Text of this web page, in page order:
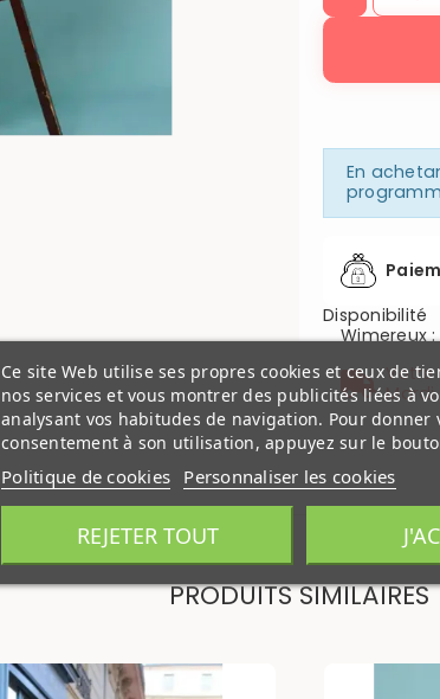
En
Disponibilité
Wimereux:
Mardi
PRODUITS SIMILAIRES
Ce site Web utilise ses propres cookies et ceux de
nos services et vous montrer des publicités liées à
analysant vos habitudes de navigation. Pour donner
consentement à son utilisation, appuyez sur le
Politique de cookies Personnaliser les cookies
REJETER TOUT